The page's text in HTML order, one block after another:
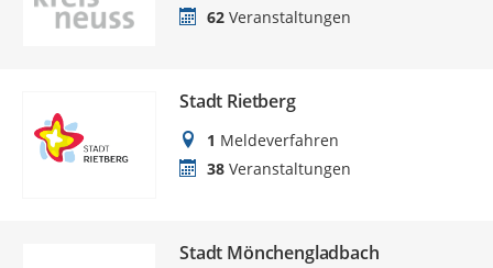
62 Veranstaltungen
Stadt Rietberg
1 Meldeverfahren
38 Veranstaltungen
Stadt Mönchengladbach